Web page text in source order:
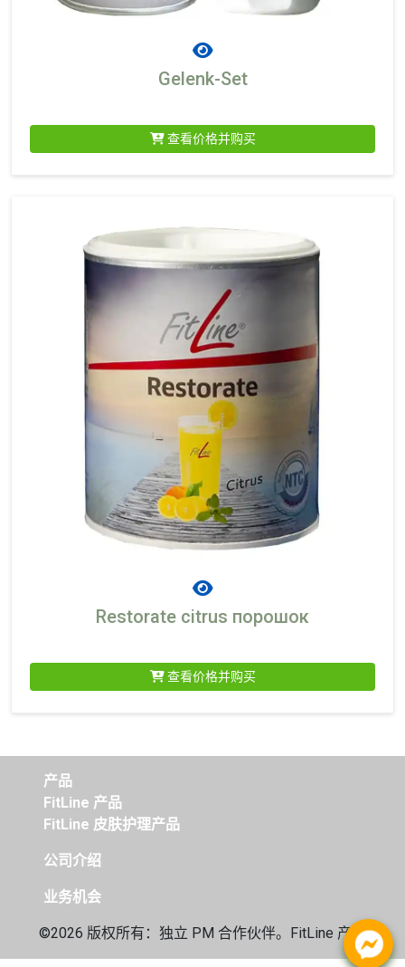
Gelenk-Set
查看价格并购买
Restorate citrus порошок
查看价格并购买
产品
FitLine 产品
FitLine 皮肤护理产品
公司介绍
业务机会
©2026 版权所有：独立 PM 合作伙伴。FitLine 产品